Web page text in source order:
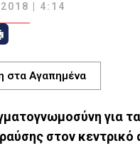
| 4:14
στα Αγαπημένα
για τα
στον κεντρικό